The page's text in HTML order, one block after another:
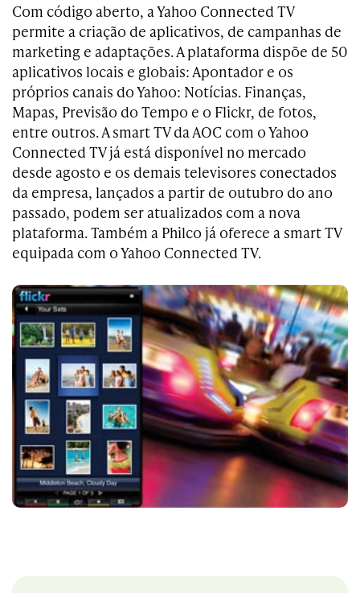
Com código aberto, a Yahoo Connected TV
permite a criação de aplicativos, de campanhas de
marketing e adaptações. A plataforma dispõe de 50
aplicativos locais e globais: Apontador e os
próprios canais do Yahoo: Notícias. Finanças,
Mapas, Previsão do Tempo e o Flickr, de fotos,
entre outros. A smart TV da AOC com o Yahoo
Connected TV já está disponível no mercado
desde agosto e os demais televisores conectados
da empresa, lançados a partir de outubro do ano
passado, podem ser atualizados com a nova
plataforma. Também a Philco já oferece a smart TV
equipada com o Yahoo Connected TV.